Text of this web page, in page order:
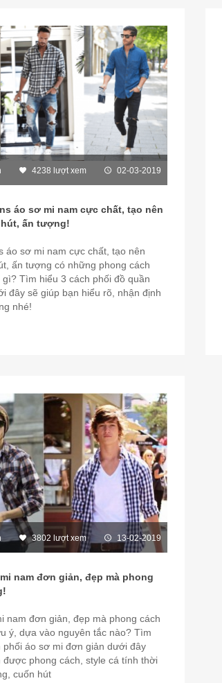
4238 lượt xem 02-03-2019
áo sơ mi nam cực chất, tạo nên
ấn tượng!
áo sơ mi nam cực chất, tạo nên
ấn tượng có những phong cách
Tìm hiểu 3 cách phối đồ quần
đây sẽ giúp bạn hiểu rõ, nhận định
nhé!
3802 lượt xem 13-02-2019
nam đơn giản, đẹp mà phong
nam đơn giản, đẹp mà phong cách
ý, dựa vào nguyên tắc nào? Tìm
phối áo sơ mi đơn giản dưới đây
được phong cách, style cá tính thời
cuốn hút